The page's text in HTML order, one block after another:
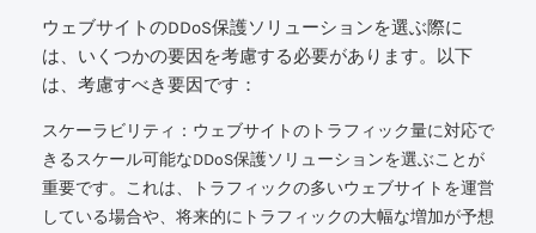
ウェブサイトのDDoS保護ソリューションを選ぶ際に
は、いくつかの要因を考慮する必要があります。以下
は、考慮すべき要因です：
スケーラビリティ：ウェブサイトのトラフィック量に対応で
きるスケール可能なDDoS保護ソリューションを選ぶことが
重要です。これは、トラフィックの多いウェブサイトを運営
している場合や、将来的にトラフィックの大幅な増加が予想